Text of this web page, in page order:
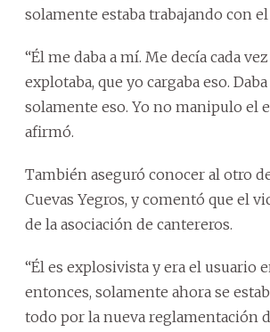
solamente estaba trabajando con el
“Él me daba a mí. Me decía cada
explotaba, que yo cargaba eso.
solamente eso. Yo no manipulo el
afirmó.
También aseguró conocer al otro
Cuevas Yegros, y comentó que el
de la asociación de cantereros.
“Él es explosivista y era el usuario
entonces, solamente ahora se
todo por la nueva reglamentación